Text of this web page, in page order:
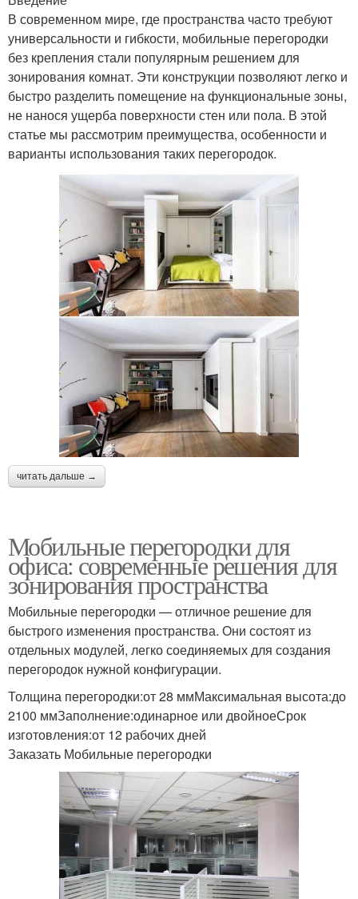
В современном мире, где пространства часто требуют
универсальности и гибкости, мобильные перегородки
без крепления стали популярным решением для
зонирования комнат. Эти конструкции позволяют легко и
быстро разделить помещение на функциональные зоны,
не нанося ущерба поверхности стен или пола. В этой
статье мы рассмотрим преимущества, особенности и
варианты использования таких перегородок.
читать дальше →
Мобильные перегородки для
офиса: современные решения для
зонирования пространства
Мобильные перегородки — отличное решение для
быстрого изменения пространства. Они состоят из
отдельных модулей, легко соединяемых для создания
перегородок нужной конфигурации.
Толщина перегородки:от 28 ммМаксимальная высота:до
2100 ммЗаполнение:одинарное или двойноеСрок
изготовления:от 12 рабочих дней
Заказать Мобильные перегородки